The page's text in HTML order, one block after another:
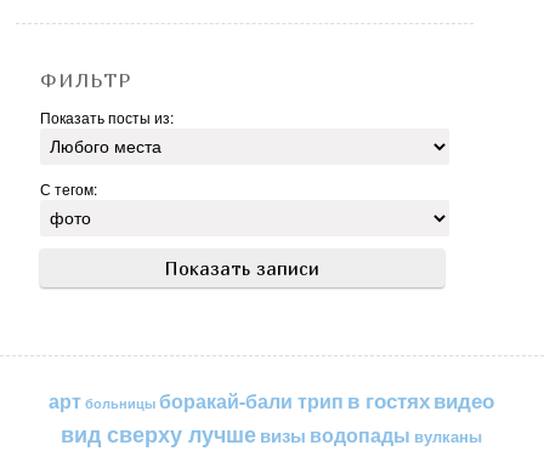
ФИЛЬТР
Показать посты из:
С тегом:
арт больницы боракай-бали трип в гостяхвидео
вид сверху лучшевизы водопады вулканы